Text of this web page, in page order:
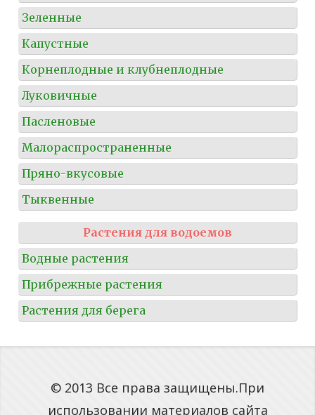
Зеленные
Капустные
Корнеплодные и клубнеплодные
Луковичные
Пасленовые
Малораспространенные
Пряно-вкусовые
Тыквенные
Растения для водоемов
Водные растения
Прибрежные растения
Растения для берега
© 2013 Все права защищены.При
использовании материалов сайта